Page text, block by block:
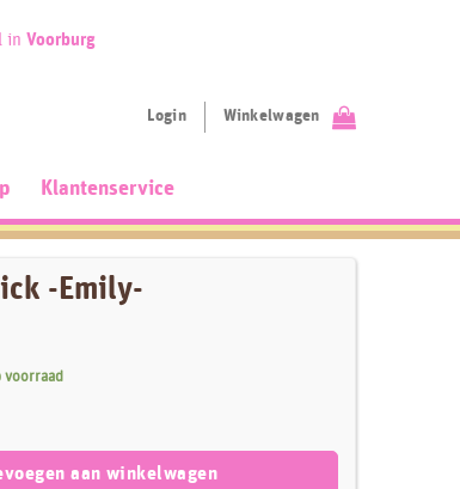
in Voorburg
Login Winkelwagen
Klantenservice
-Emily-
voorraad
aan winkelwagen